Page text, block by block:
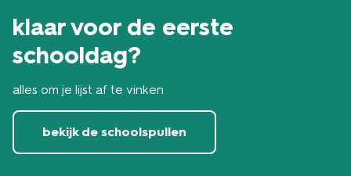
klaar voor de eerste
schooldag?
alles om je lijst af te vinken
bekijk de schoolspullen